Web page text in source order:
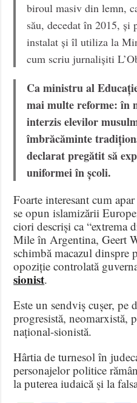
biroul masiv din lemn,
său, decedat în 2015,
instalat și îl utiliza la
cum scriu jurnalișiti
Ca ministru al
mai multe reforme: în
interzis elevilor
îmbrăcăminte
declarat pregătit să
uniformei în școli.
Foarte interesant cum
se opun islamizării
ciori descriși ca “extrema
Mile în Argentina, Geert
schimbă macazul dinspre
opoziție controlată
sionist.
Este un sendviș cușer, pe
progresistă, neomarxistă,
național-sionistă.
Hârtia de turnesol în
personajelor politice
la puterea iudaică și la